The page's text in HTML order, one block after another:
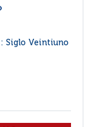
Siglo Veintiuno